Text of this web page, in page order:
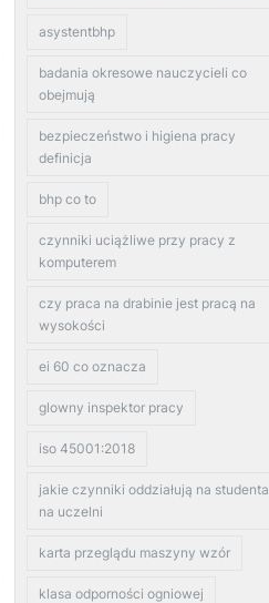
asystentbhp
badania okresowe nauczycieli co
obejmują
bezpieczeństwo i higiena pracy
definicja
bhp co to
czynniki uciążliwe przy pracy z
komputerem
czy praca na drabinie jest pracą na
wysokości
ei 60 co oznacza
glowny inspektor pracy
iso 45001:2018
jakie czynniki oddziałują na studenta
na uczelni
karta przeglądu maszyny wzór
klasa odporności ogniowej